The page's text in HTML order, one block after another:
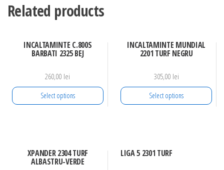
Related products
INCALTAMINTE C.800S
BARBATI 2325 BEJ
260,00 lei
Select options
INCALTAMINTE MUNDIAL
2201 TURF NEGRU
305,00 lei
Select options
XPANDER 2304 TURF
ALBASTRU-VERDE
LIGA 5 2301 TURF